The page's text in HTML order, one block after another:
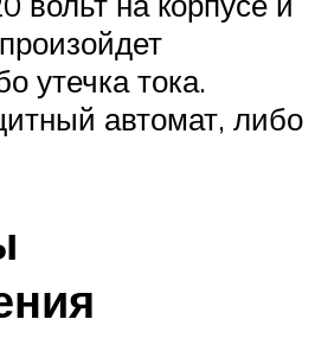
утечка тока.
автомат, либо